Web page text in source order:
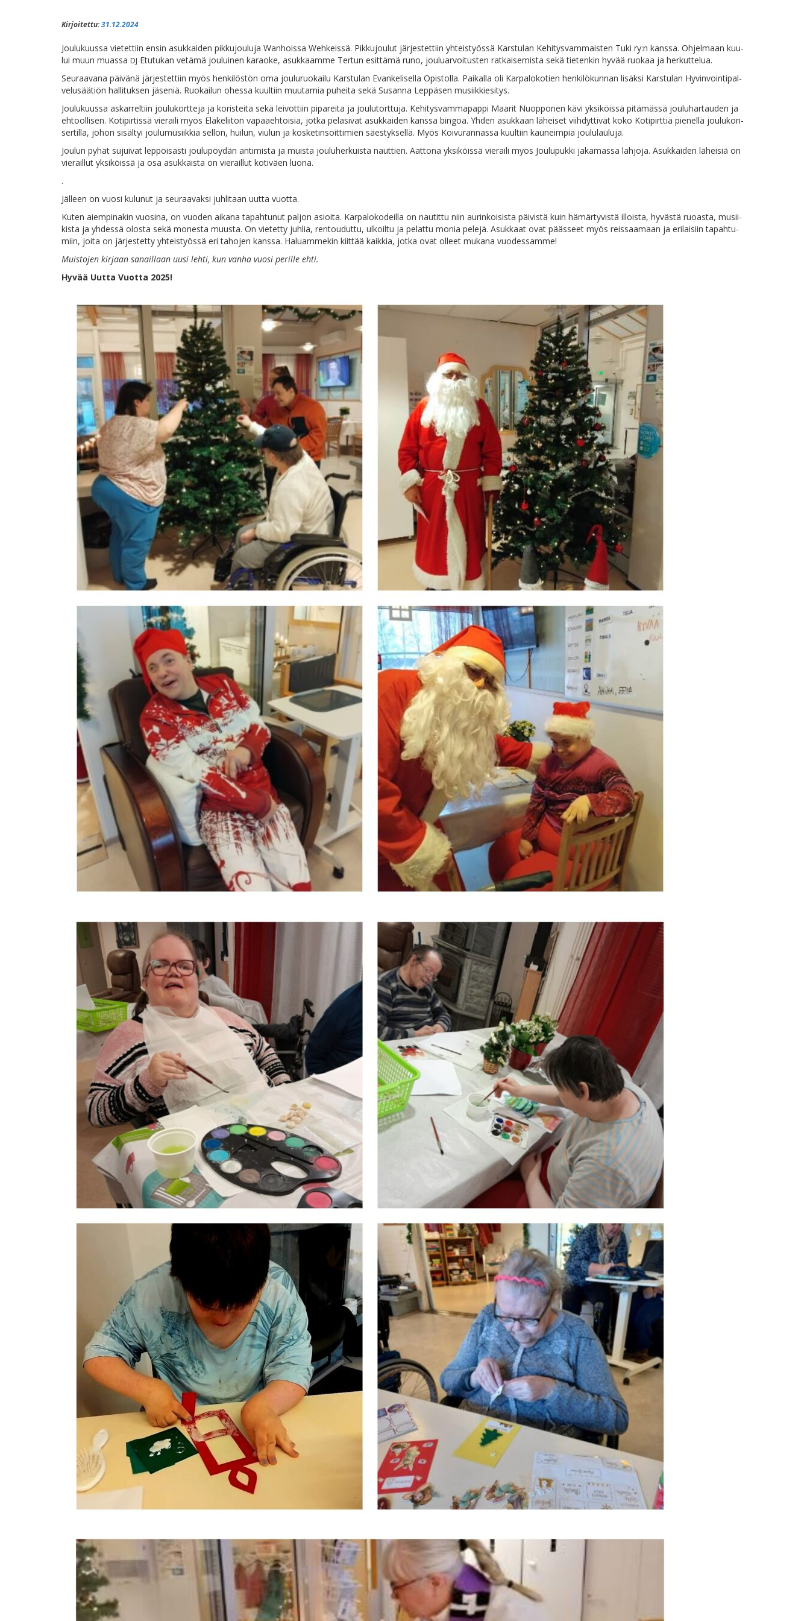
Kirjoitettu:31.12.2024
Jou­lu­kuus­sa vie­tet­tiin en­sin asuk­kai­den pik­ku­jou­lu­ja Wan­hois­sa Weh­keis­sä. Pik­ku­jou­lut jär­jes­tet­tiin yh­teis­työs­sä Kars­tu­lan Ke­hi­tys­vam­mais­ten Tu­ki ry:n kans­sa. Oh­jel­maan kuu­
lui muun muas­sa DJ Etu­tu­kan ve­tä­mä jou­lui­nen ka­rao­ke, asuk­kaam­me Ter­tun esit­tä­mä ru­no, jou­luar­voi­tus­ten rat­kai­se­mis­ta se­kä tie­ten­kin hy­vää ruo­kaa ja herkuttelua.
Seu­raa­va­na päi­vä­nä jär­jes­tet­tiin myös hen­ki­lös­tön oma jou­lu­ruo­kai­lu Kars­tu­lan Evan­ke­li­sel­la Opis­tol­la. Pai­kal­la oli Kar­pa­lo­ko­tien hen­ki­lö­kun­nan li­säk­si Kars­tu­lan Hy­vin­voin­ti­pal­
ve­lusää­tiön hal­li­tuk­sen jä­se­niä. Ruo­kai­lun ohes­sa kuul­tiin muu­ta­mia pu­hei­ta se­kä Susan­na Lep­pä­sen musiikkiesitys.
Jou­lu­kuus­sa as­kar­rel­tiin jou­lu­kort­te­ja ja ko­ris­tei­ta se­kä lei­vot­tiin pi­pa­rei­ta ja jou­lu­tort­tu­ja. Ke­hi­tys­vam­ma­pap­pi Maa­rit Nuop­po­nen kä­vi yk­si­köis­sä pi­tä­mäs­sä jou­lu­har­tau­den ja
eh­tool­li­sen. Ko­ti­pir­tis­sä vie­rai­li myös Elä­ke­lii­ton va­paa­eh­toi­sia, jot­ka pe­la­si­vat asuk­kai­den kans­sa bin­goa. Yh­den asuk­kaan lä­hei­set viih­dyt­ti­vät ko­ko Ko­ti­pirt­tiä pie­nel­lä jou­lu­kon­
ser­til­la, jo­hon si­säl­tyi jou­lu­musiik­kia sel­lon, hui­lun, viu­lun ja kos­ke­tin­soit­ti­mien säes­tyk­sel­lä. Myös Koi­vu­ran­nas­sa kuul­tiin kau­neim­pia joululauluja.
Jou­lun py­hät su­jui­vat lep­poi­sas­ti jou­lu­pöy­dän an­ti­mis­ta ja muis­ta jou­lu­her­kuis­ta naut­tien. Aat­to­na yk­si­köis­sä vie­rai­li myös Jou­lu­puk­ki ja­ka­mas­sa lah­jo­ja. Asuk­kai­den lä­hei­siä on
vie­rail­lut yk­si­köis­sä ja osa asuk­kais­ta on vie­rail­lut ko­ti­väen luona.
.
Jäl­leen on vuo­si ku­lu­nut ja seu­raa­vak­si juh­li­taan uut­ta vuotta.
Ku­ten ai­em­pi­na­kin vuo­si­na, on vuo­den ai­ka­na ta­pah­tu­nut pal­jon asioi­ta. Kar­pa­lo­ko­deil­la on nau­tit­tu niin au­rin­koi­sis­ta päi­vis­tä kuin hä­mär­ty­vis­tä il­lois­ta, hy­väs­tä ruo­as­ta, musii­
kis­ta ja yh­des­sä olos­ta se­kä mo­nes­ta muus­ta. On vie­tet­ty juh­lia, ren­tou­dut­tu, ul­koil­tu ja pe­lat­tu mo­nia pe­le­jä. Asuk­kaat ovat pääs­seet myös reis­saa­maan ja eri­lai­siin ta­pah­tu­
miin, joi­ta on jär­jes­tet­ty yh­teis­työs­sä eri ta­ho­jen kans­sa. Ha­luam­me­kin kiit­tää kaik­kia, jot­ka ovat ol­leet mu­ka­na vuodessamme!
Muis­to­jen kir­jaan sa­nail­laan uusi leh­ti, kun van­ha vuo­si pe­ril­le ehti.
Hy­vää Uut­ta Vuot­ta 2025!